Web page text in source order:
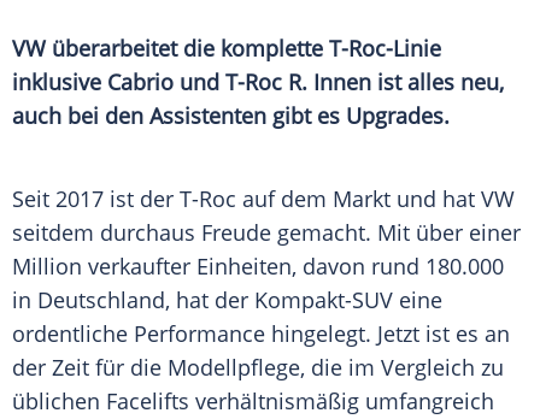
VWüberarbeitet die komplette T-Roc-Linie
inklusive Cabrio und T-Roc R. Innen ist alles neu,
auch bei den Assistenten gibt es Upgrades.
Seit 2017 ist der T-Roc auf dem Markt und hat VW
seitdem durchaus Freude gemacht. Mit über einer
Million verkaufter Einheiten, davon rund 180.000
in Deutschland, hat der Kompakt-SUV eine
ordentliche Performance hingelegt. Jetzt ist es an
der Zeit für die Modellpflege, die im Vergleich zu
üblichen Facelifts verhältnismäßig umfangreich